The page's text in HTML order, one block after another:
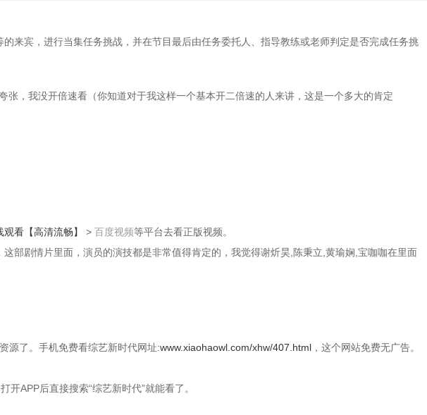
来宾，进行当集任务挑战，并在节目最后由任务委托人、指导教练或老师判定是否完成任务挑
，我没开倍速看（你知道对于我这样一个基本开二倍速的人来讲，这是一个多大的肯定
看【高清流畅】 > 百度视频等平台去看正版视频。
部剧情片里面，演员的演技都是非常值得肯定的，我觉得谢炘昊,陈秉立,黄瑜娴,宝咖咖在里面
源了。手机免费看综艺新时代网址:www.xiaohaowl.com/xhw/407.html ，这个网站免费无广告。
打开APP后直接搜索“综艺新时代”就能看了。